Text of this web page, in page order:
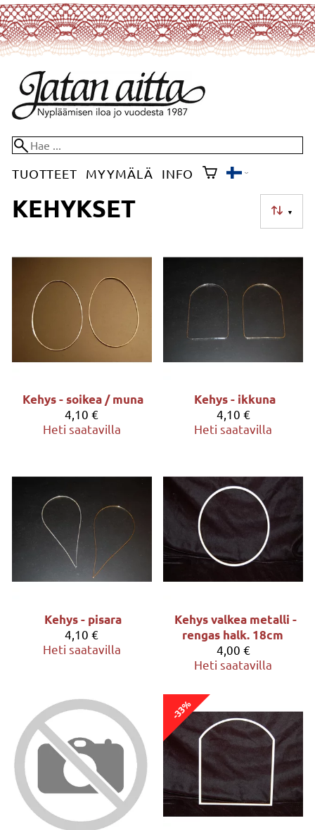
TUOTTEET MYYMÄLÄ INFO
▼
KEHYKSET
Kehys - soikea / muna
4,10 €
Heti saatavilla
Kehys - ikkuna
4,10 €
Heti saatavilla
Kehys - pisara
4,10 €
Heti saatavilla
Kehys valkea metalli -
rengas halk. 18cm
4,00 €
Heti saatavilla
-33%